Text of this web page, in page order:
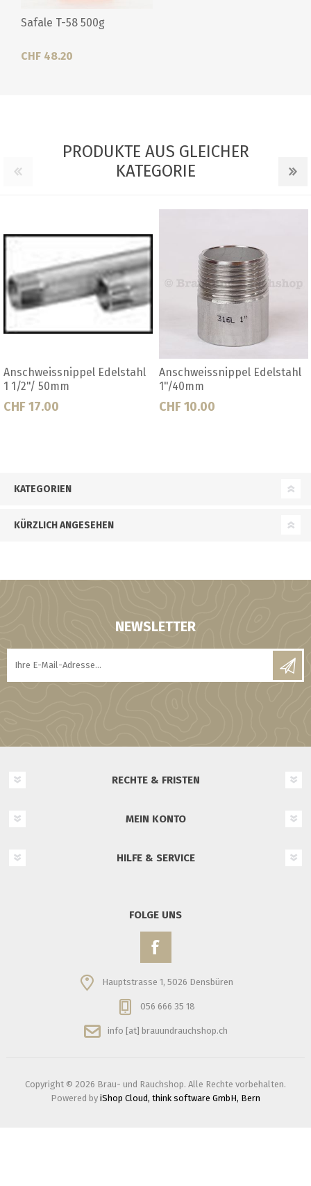
Safale T-58 500g
CHF 48.20
PRODUKTE AUS GLEICHER
KATEGORIE
Anschweissnippel Edelstahl
1/2"/35mm
CHF 8.00
Anschweissnippel
CHF 8.00
KATEGORIEN
KÜRZLICH ANGESEHEN
NEWSLETTER
RECHTE & FRISTEN
MEIN KONTO
HILFE & SERVICE
FOLGE UNS
Hauptstrasse 1, 5026 Densbüren
056 666 35 18
info [at] brauundrauchshop.ch
Copyright © 2026 Brau- und Rauchshop. Alle Rechte vorbehalten.
Powered by iShop Cloud, think software GmbH, Bern